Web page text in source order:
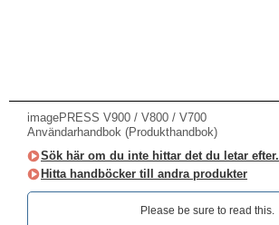
imagePRESS V900 / V800 / V700
Användarhandbok (Produkthandbok)
Sök här om du inte hittar det du letar efter.
Hitta handböcker till andra produkter
Please be sure to read this.‎